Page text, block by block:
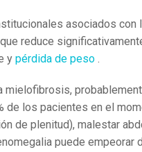
asociados con
reduce
y pérdida de peso .
de los pacientes en el
de plenitud), malestar
puede empeorar